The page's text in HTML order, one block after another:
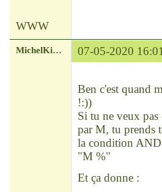
WWW
MichelKirsch 07-05-2020
Ben c'est quand
!:))
Si tu ne veux
par M, tu prends
la condition
"M %"
Et ça donne :